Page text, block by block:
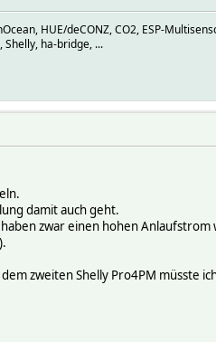
HUE/deCONZ, CO2, ESP-
Shelly, ha-bridge, ...
damit auch geht.
zwar einen hohen
zweiten Shelly Pro4PM müsste